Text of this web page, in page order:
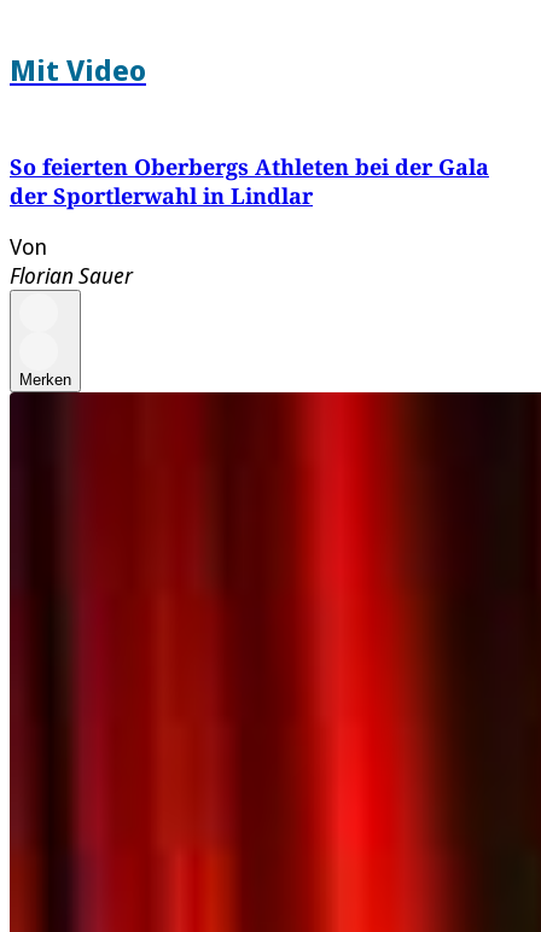
Mit Video
So feierten Oberbergs Athleten bei der Gala
der Sportlerwahl in Lindlar
Von
Florian Sauer
Merken